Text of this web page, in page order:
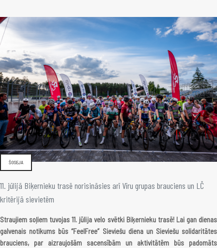
ŠOSEJA
11. jūlijā Biķernieku trasē norisināsies arī Vīru grupas brauciens un LČ
kritērijā sievietēm
Straujiem soļiem tuvojas 11. jūlija velo svētki Biķernieku trasē! Lai gan dienas
galvenais notikums būs “FeelFree” Sieviešu diena un Sieviešu solidaritātes
brauciens, par aizraujošām sacensībām un aktivitātēm būs padomāts